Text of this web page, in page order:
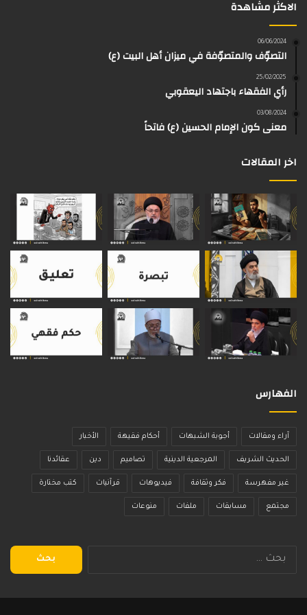
ب
م
الاكثر مشاهدة
06/06/2024
التصوّف والمتصوّفة في ميزان أهل البيت (ع)
25/02/2025
رأي الفقهاء باجتهاد اليعقوبي
03/08/2024
معنى كون الإمام الحسين (ع) فاتحاً
اخر المقالات
الفهارس
آراء ومقالات أجوبة الشبهات أحكام فقيهة الأخبار
الحديث الشريف المرجعية الدينية تصاميم دين عقائدنا
غير مفهرسة فكر وثقافة فيديوهات قرآنيات كتب مختارة
مجتمع مسابقات ملفات منوعات
البحث